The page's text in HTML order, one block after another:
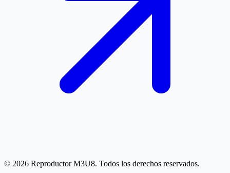
© 2026 Reproductor M3U8. Todos los derechos reservados.